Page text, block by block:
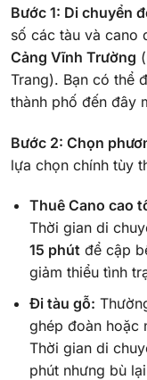
Bước 1: Di chuyển
số các tàu và cano
Cảng Vĩnh Trường
Trang). Bạn có thể
thành phố đến đây
Bước 2: Chọn
lựa chọn chính tùy
Thuê Cano cao
Thời gian di
15 phútđể cập
giảm thiểu tình
Đi tàu gỗ:
ghép đoàn hoặc
Thời gian di
phút nhưng bù